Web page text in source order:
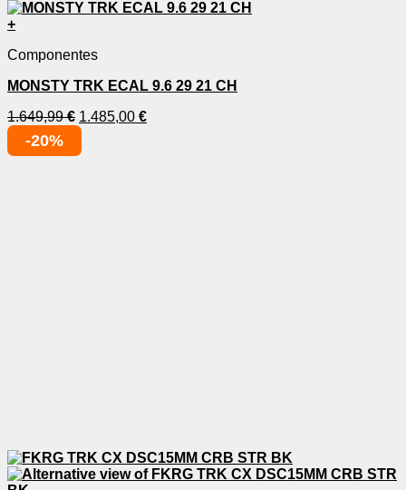
+
Componentes
MONSTY TRK ECAL 9.6 29 21 CH
1.649,99€ 1.485,00 €
-20%